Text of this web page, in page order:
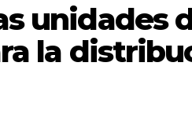
unidades
la